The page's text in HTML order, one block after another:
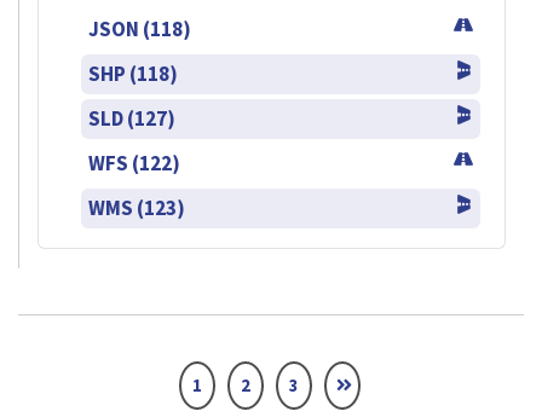
JSON (118)
SHP (118)
SLD (127)
WFS (122)
WMS (123)
1 2 3